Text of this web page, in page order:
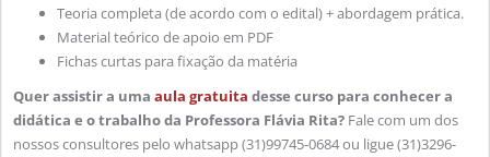
Teoria completa (de acordo com o edital) + abordagem prática.
Material teórico de apoio em PDF
Fichas curtas para fixação da matéria
Quer assistir a uma aula gratuita desse curso para conhecer a
didática e o trabalho da Professora Flávia Rita? Fale com um dos
nossos consultores pelo whatsapp (31)99745-0684 ou ligue (31)3296-